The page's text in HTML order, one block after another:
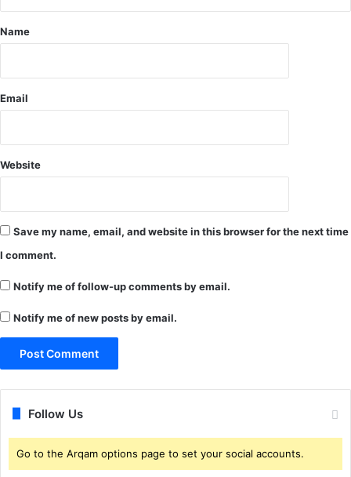
च
र
हे
ल
की
स
खों
के
पी
ही
ल
गा
र
जा
री
Name
Email
Website
Save my name, email, and website in this browser for the next time
I comment.
Notify me of follow-up comments by email.
Notify me of new posts by email.
Follow Us
Go to the Arqam options page to set your social accounts.